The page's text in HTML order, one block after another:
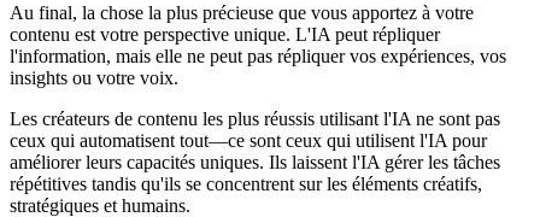
Au final, la chose la plus précieuse que vous apportez à votre
contenu est votre perspective unique. L'IA peut répliquer
l'information, mais elle ne peut pas répliquer vos expériences, vos
insights ou votre voix.
Les créateurs de contenu les plus réussis utilisant l'IA ne sont pas
ceux qui automatisent tout—ce sont ceux qui utilisent l'IA pour
améliorer leurs capacités uniques. Ils laissent l'IA gérer les tâches
répétitives tandis qu'ils se concentrent sur les éléments créatifs,
stratégiques et humains.